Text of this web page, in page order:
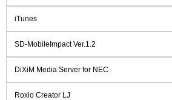
iTunes
SD-MobileImpact Ver.1.2
DiXiM Media Server for NEC
Roxio Creator LJ